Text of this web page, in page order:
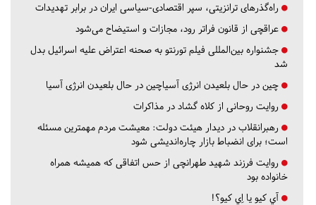
راه‌گذرهای ترانزیتی، سپر اقتصادی-سیاسی ایران در برابر تهدیدات
عراقچی از قانون فراتر رود، مجازات و استیضاح می‌شود
جشنواره بین‌المللی فیلم تورنتو به صحنه اعتراض علیه اسرائیل بدل
شد
چین در حال بلعیدن انرژی آسیاچین در حال بلعیدن انرژی آسیا
روایت روحانی از کلاه گشاد در مذاکرات
رهبرانقلاب در دیدار هیئت دولت: معیشت مردم مهمترین مسئله
است؛ برای انضباط بازار چاره‌اندیشی شود
روایت فرزند شهید طهرانچی از حس اتفاقی که همیشه همراه
خانواده بود
آي كيو يا اِي كيو؟!